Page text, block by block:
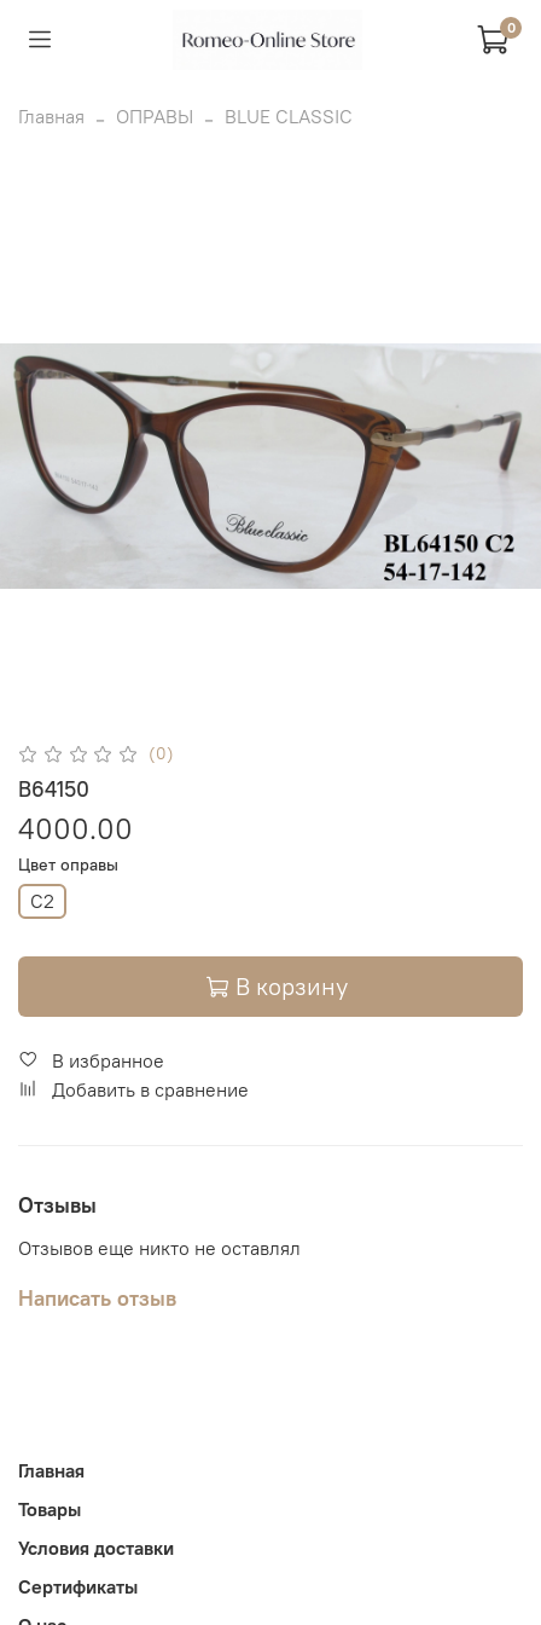
0
Главная ОПРАВЫ BLUE CLASSIC
(0)
B64150
4000.00
Цвет оправы
C2
В корзину
В избранное
Добавить в сравнение
Отзывы
Отзывов еще никто не оставлял
Написать отзыв
Главная
Товары
Условия доставки
Сертификаты